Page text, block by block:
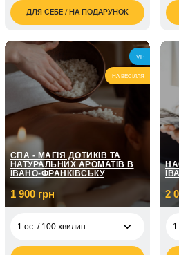
3 000
грн
ДЛЯ СЕБЕ / НА ПОДАРУНОК
VIP
НА ВЕСІЛЛЯ
СПА - МАГІЯ ДОТИКІВ ТА
НАТУРАЛЬНИХ АРОМАТІВ В
ІВАНО-ФРАНКІВСЬКУ
1 900 грн
1 ос. / 100 хвилин
2